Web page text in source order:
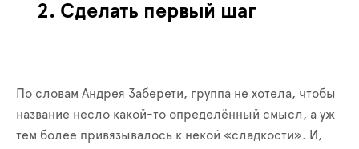
2. Сделать первый шаг
По словам Андрея Заберети, группа не хотела, чтобы
название несло какой-то определённый смысл, а уж
тем более привязывалось к некой «сладкости». И,